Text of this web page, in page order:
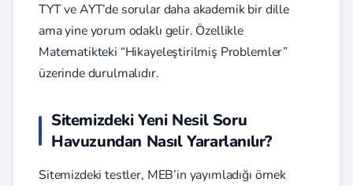
TYT ve AYT’de sorular daha akademik bir dille
ama yine yorum odaklı gelir. Özellikle
Matematikteki “Hikayeleştirilmiş Problemler”
üzerinde durulmalıdır.
Sitemizdeki Yeni Nesil Soru
Havuzundan Nasıl Yararlanılır?
Sitemizdeki testler, MEB’in yayımladığı örnek